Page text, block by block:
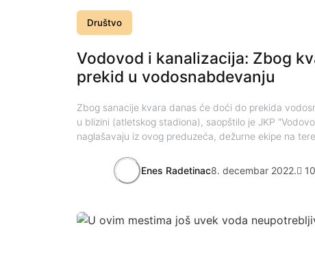
Društvo
Vodovod i kanalizacija: Zbog
prekid u vodosnabdevanju
Zbog sanacije kvara danas će doći do prekida
u blizini (atletskog stadiona), saopštilo je JKP
naglašavaju iz ovog preduzeća, dežurne ekipe na
Enes Radetinac8. decembar 2022.